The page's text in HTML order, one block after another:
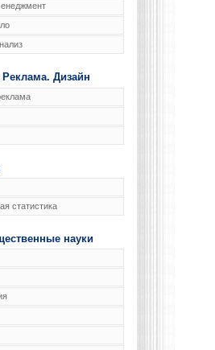
Реклама. Дизайн
статистика
науки